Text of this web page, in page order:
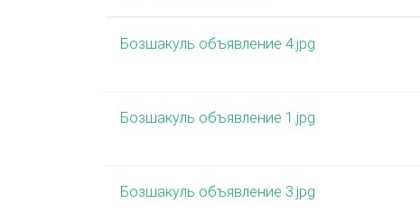
Бозшакуль объявление 4.jpg
Бозшакуль объявление 1.jpg
Бозшакуль объявление 3.jpg